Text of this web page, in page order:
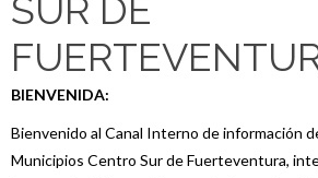
SUR DE
BIENVENIDA:
Bienvenido al Canal Interno de información
Municipios Centro Sur de Fuerteventura,